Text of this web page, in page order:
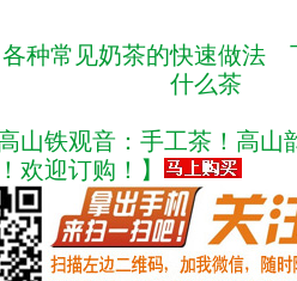
各种常见奶茶的快速做法
什么茶
高山铁观音：手工茶！高
欢迎订购！】